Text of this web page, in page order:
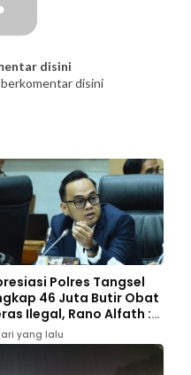
disini
disini
Polres Tangsel
46 Juta Butir Obat
Ilegal, Rano Alfath :
Tetap Profesional
Tugas
yang lalu